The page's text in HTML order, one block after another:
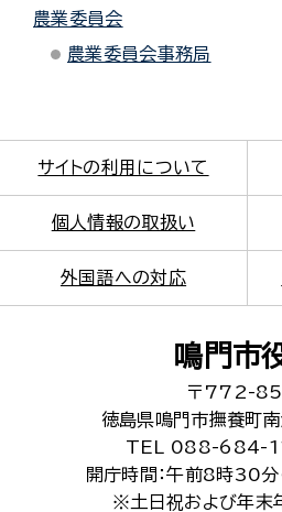
農業委員会
農業委員会事務局
サイトの利用について
個人情報の取扱い
外国語への対応
鳴門市
〒772-
徳島県鳴門市撫養町
TEL 088-684-
開庁時間：午前8時30
※土日祝および年末